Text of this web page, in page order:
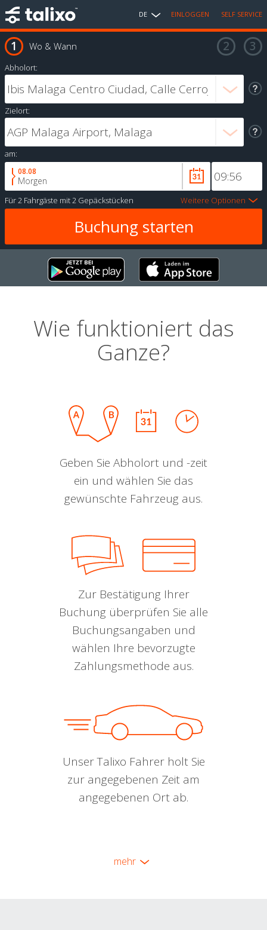
DE EINLOGGEN SELF SERVICE
Wo & Wann
Abholort:
Zielort:
am:
08.08
Morgen
Für2 Fahrgäste mit2 Gepäckstücken Weitere Optionen
Wie funktioniert das
Ganze?
Geben Sie Abholort und -zeit
ein und wählen Sie das
gewünschte Fahrzeug aus.
Zur Bestätigung Ihrer
Buchung überprüfen Sie alle
Buchungsangaben und
wählen Ihre bevorzugte
Zahlungsmethode aus.
Unser Talixo Fahrer holt Sie
zur angegebenen Zeit am
angegebenen Ort ab.
mehr